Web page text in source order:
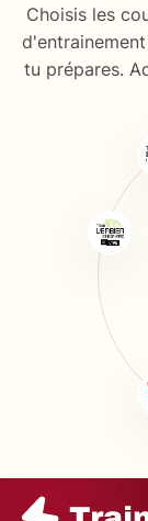
Choisis les
tu prépares.